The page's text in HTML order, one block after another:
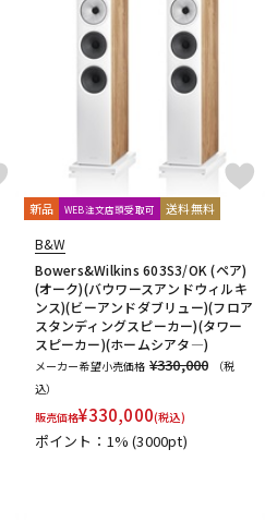
新品 WEB注文店頭受取可 送料無料
B&W
Bowers&Wilkins 603S3/OK (ペア)
(オーク)(バウワースアンドウィルキ
ンス)(ビーアンドダブリュー)(フロア
スタンディングスピーカー)(タワー
スピーカー)(ホームシアタ―)
メーカー希望小売価格 ¥330,000
（税
込）
販売価格¥330,000(税込)
ポイント：1%(3000pt)